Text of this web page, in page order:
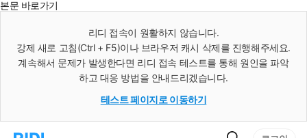
본문 바로가기
리디 접속이 원활하지 않습니다.
강제 새로 고침(Ctrl + F5)이나 브라우저 캐시 삭제를 진행해주세요.
계속해서 문제가 발생한다면 리디 접속 테스트를 통해 원인을 파악
하고 대응 방법을 안내드리겠습니다.
테스트 페이지로 이동하기
검